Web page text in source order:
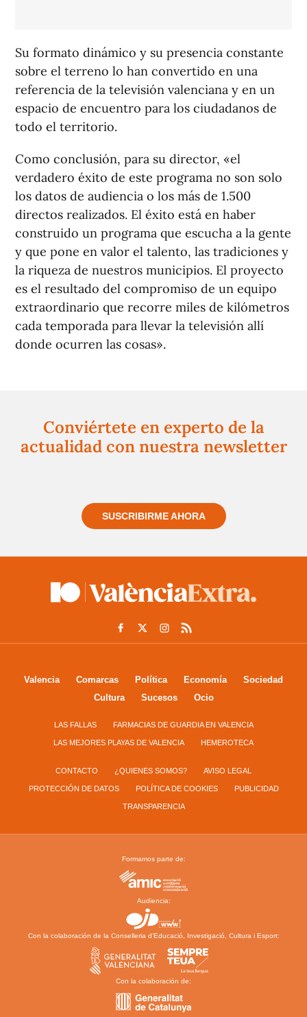
Su formato dinámico y su presencia constante
sobre el terreno lo han convertido en una
referencia de la televisión valenciana y en un
espacio de encuentro para los ciudadanos de
todo el territorio.
Como conclusión, para su director, «el
verdadero éxito de este programa no son solo
los datos de audiencia o los más de 1.500
directos realizados. El éxito está en haber
construido un programa que escucha a la gente
y que pone en valor el talento, las tradiciones y
la riqueza de nuestros municipios. El proyecto
es el resultado del compromiso de un equipo
extraordinario que recorre miles de kilómetros
cada temporada para llevar la televisión allí
donde ocurren las cosas».
Conviértete en experto de la
actualidad con nuestra newsletter
SUSCRIBIRME AHORA
Valencia Comarcas Política Economía
Sociedad
Cultura
Sucesos Ocio
LAS FALLAS FARMACIAS DE GUARDIA EN VALENCIA
LAS MEJORES PLAYAS DE VALENCIA HEMEROTECA
CONTACTO ¿QUIENES SOMOS? AVISO LEGAL
PROTECCIÓN DE DATOS POLÍTICA DE COOKIES PUBLICIDAD
TRANSPARENCIA
Formamos parte de:
Audiencia:
Con la colaboración de la Conselleria d’Educació, Investigació, Cultura i Esport:
Con la colaboración de: